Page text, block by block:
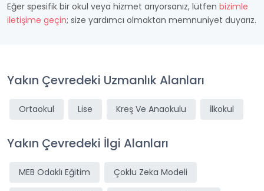
Eğer spesifik bir okul veya hizmet arıyorsanız, lütfen bizimle
iletişime geçin; size yardımcı olmaktan memnuniyet duyarız.
Yakın Çevredeki Uzmanlık Alanları
Ortaokul Lise Kreş Ve Anaokulu İlkokul
Yakın Çevredeki İlgi Alanları
MEB Odaklı Eğitim Çoklu Zeka Modeli